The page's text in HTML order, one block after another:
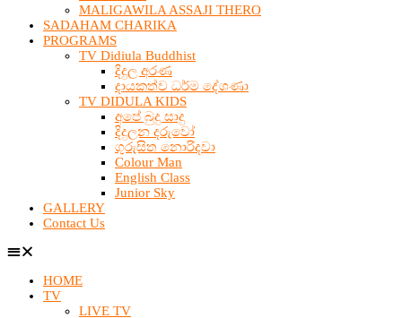
MALIGAWILA ASSAJI THERO
SADAHAM CHARIKA
PROGRAMS
TV Didiula Buddhist
දිදුල අරණ
දායකත්ව ධර්ම දේශණා
TV DIDULA KIDS
අපේ බුදු සාදු
දිදුලන දරුවෝ
ගුරුසිත නොරිදවා
Colour Man
English Class
Junior Sky
GALLERY
Contact Us
HOME
TV
LIVE TV